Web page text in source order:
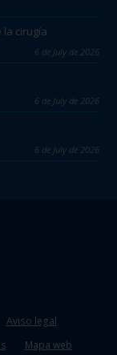
cirugía
6 de July de 2026
6 de July de 2026
6 de July de 2026
Aviso legal
Mapa web